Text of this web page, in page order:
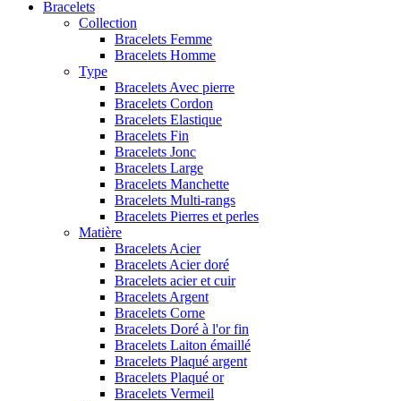
Bracelets
Collection
Bracelets Femme
Bracelets Homme
Type
Bracelets Avec pierre
Bracelets Cordon
Bracelets Elastique
Bracelets Fin
Bracelets Jonc
Bracelets Large
Bracelets Manchette
Bracelets Multi-rangs
Bracelets Pierres et perles
Matière
Bracelets Acier
Bracelets Acier doré
Bracelets acier et cuir
Bracelets Argent
Bracelets Corne
Bracelets Doré à l'or fin
Bracelets Laiton émaillé
Bracelets Plaqué argent
Bracelets Plaqué or
Bracelets Vermeil